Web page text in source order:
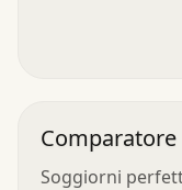
Soggiorni